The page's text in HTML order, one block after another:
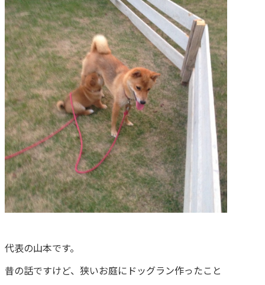
代表の山本です。
昔の話ですけど、狭いお庭にドッグラン作ったこと